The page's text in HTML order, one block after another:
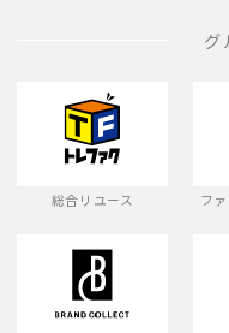
グ
総合リユース フ